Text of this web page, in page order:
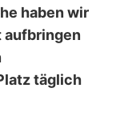
haben wir
aufbringen
täglich